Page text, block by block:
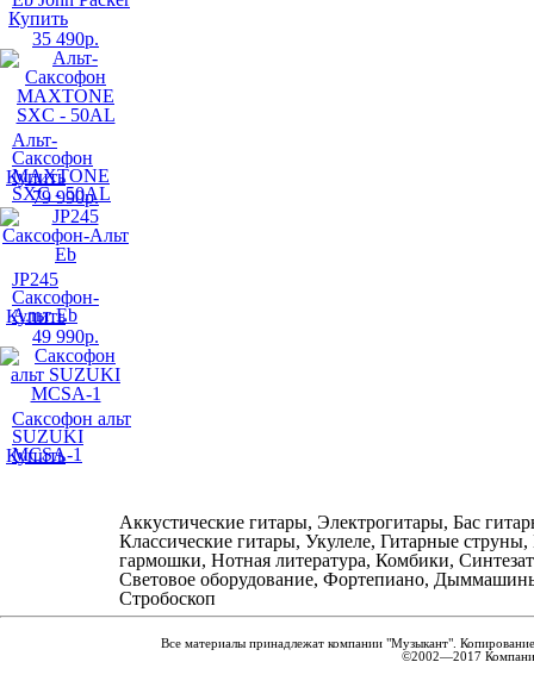
Купить
35 490р.
Альт-
Cаксофон
MAXTONE
SXC - 50AL
Купить
79 990р.
JP245
Саксофон-
Альт Eb
Купить
49 990р.
Саксофон альт
SUZUKI
MCSA-1
Купить
Аккустические гитары, Электрогитары, Бас
Классические гитары, Укулеле, Гитарные
гармошки, Нотная литература, Комбики,
Световое оборудование, Фортепиано,
Стробоскоп
Все материалы принадлежат компании "Музыкант".
©2002—2017